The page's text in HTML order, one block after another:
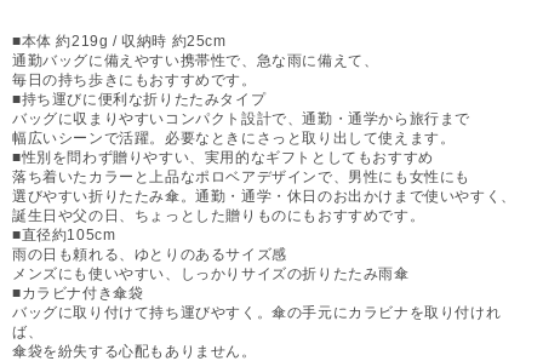
■本体 約219g / 収納時 約25cm
通勤バッグに備えやすい携帯性で、急な雨に備えて、
毎日の持ち歩きにもおすすめです。
■持ち運びに便利な折りたたみタイプ
バッグに収まりやすいコンパクト設計で、通勤・通学から旅行まで
幅広いシーンで活躍。必要なときにさっと取り出して使えます。
■性別を問わず贈りやすい、実用的なギフトとしてもおすすめ
落ち着いたカラーと上品なポロベアデザインで、男性にも女性にも
選びやすい折りたたみ傘。通勤・通学・休日のお出かけまで使いやすく、
誕生日や父の日、ちょっとした贈りものにもおすすめです。
■直径約105cm
雨の日も頼れる、ゆとりのあるサイズ感
メンズにも使いやすい、しっかりサイズの折りたたみ雨傘
■カラビナ付き傘袋
バッグに取り付けて持ち運びやすく。傘の手元にカラビナを取り付けれ
ば、
傘袋を紛失する心配もありません。